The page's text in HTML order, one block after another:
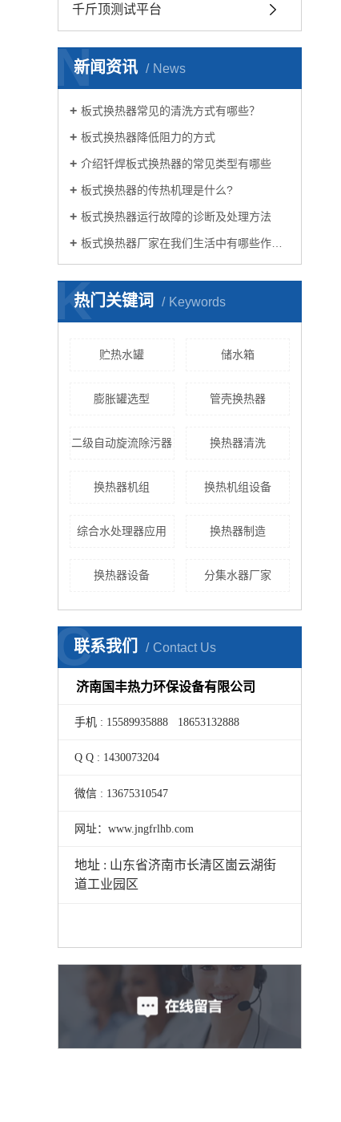
千斤顶测试平台
新闻资讯 News
N
板式换热器常见的清洗方式有哪些？
板式换热器降低阻力的方式
介绍钎焊板式换热器的常见类型有哪些
板式换热器的传热机理是什么?
板式换热器运行故障的诊断及处理方法
板式换热器厂家在我们生活中有哪些作用？
热门关键词 Keywords
K
贮热水罐 储水箱
膨胀罐选型 管壳换热器
二级自动旋流除污器 换热器清洗
换热器机组 换热机组设备
综合水处理器应用 换热器制造
换热器设备 分集水器厂家
联系我们 Contact Us
C
济南国丰热力环保设备有限公司
手机 : 15589935888 18653132888
Q Q : 1430073204
微信 : 13675310547
网址：www.jngfrlhb.com
地址 : 山东省济南市长清区崮云湖街
道工业园区